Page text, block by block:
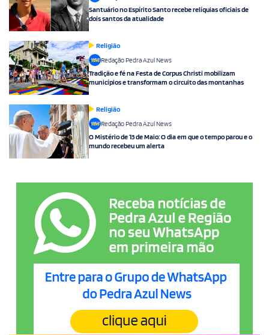
Santuário no Espírito Santo recebe relíquias oficiais de
dois santos da atualidade
Religião
Redação Pedra Azul News
Tradição e fé na Festa de Corpus Christi mobilizam
municípios e transformam o circuito das montanhas
Religião
Redação Pedra Azul News
O Mistério de 13 de Maio: O dia em que o tempo parou e o
mundo recebeu um alerta